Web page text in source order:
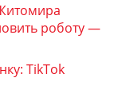
роботу —
TikTok